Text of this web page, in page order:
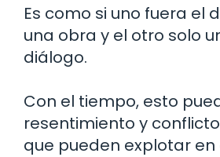
Es como si uno fuera el
una obra y el otro solo
diálogo.
Con el tiempo, esto
resentimiento y
que pueden explotar en